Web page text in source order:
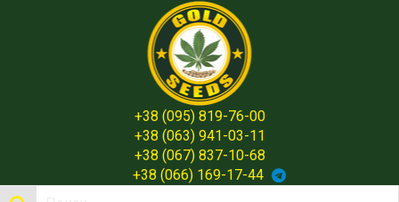
+38 (095) 819-76-00
+38 (063) 941-03-11
+38 (067) 837-10-68
+38 (066) 169-17-44